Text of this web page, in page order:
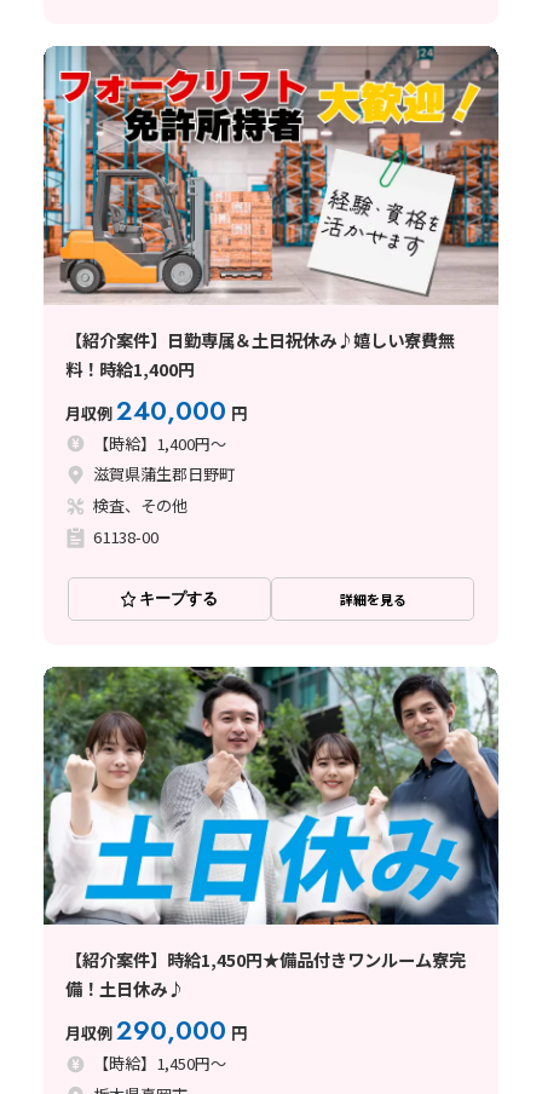
【紹介案件】日勤専属＆土日祝休み♪嬉しい寮費無
料！時給1,400円
月収例240,000 円
【時給】1,400円～
滋賀県蒲生郡日野町
検査、その他
61138-00
キープする 詳細を見る
【紹介案件】時給1,450円★備品付きワンルーム寮完
備！土日休み♪
月収例290,000 円
【時給】1,450円～